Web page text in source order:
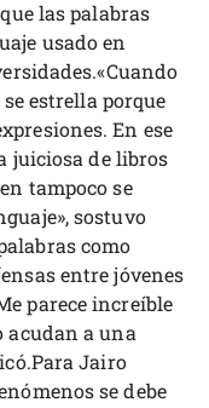
las palabras
usado en
estrella porque
En ese
juiciosa de libros
tampoco se
sostuvo
como
entre jóvenes
parece increíble
acudan a una
Jairo
se debe